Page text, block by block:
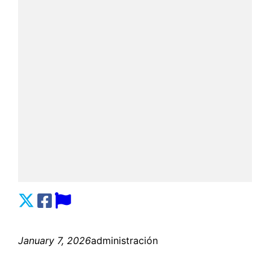
January 7, 2026administración